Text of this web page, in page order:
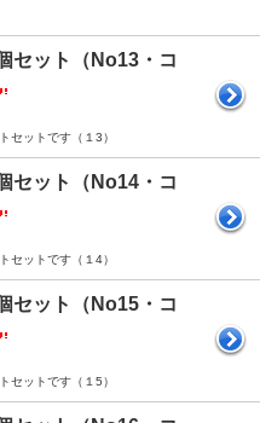
セット（No13・コ
セットです（１3）
セット（No14・コ
セットです（１4）
セット（No15・コ
セットです（１5）